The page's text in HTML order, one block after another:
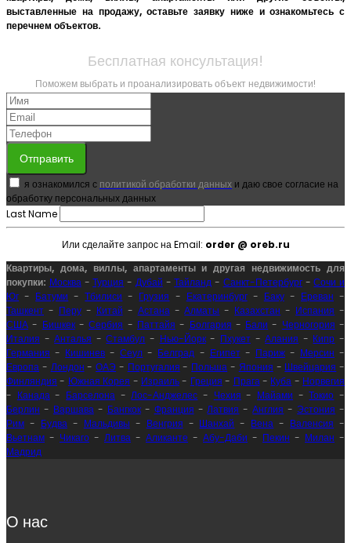
выставленные на продажу, оставьте заявку ниже и ознакомьтесь с
перечнем объектов.
Бесплатная консультация!
Поможем выбрать и проанализировать объект недвижимости!
Отправить
я ознакомился с политикой обработки данных и даю свое согласие на
обработку персональных данных
Last Name
Или сделайте запрос на Email: order @ oreb.ru
Квартиры, дома, виллы, апартаменты и другая недвижимость для
покупки: Москва-Турция - Дубай -Тайланд - Санкт-Петербург-Сочи и
Юг - Батуми -Тбилиси - Грузия - Екатеринбург- Баку- Ереван -
Ташкент - Перу- Китай - Астана-Алматы - Казахстан - Испания -
США - Бишкек-Сербия - Паттайя - Болгария - Бали - Черногория -
Италия -Анталья -Стамбул - Нью-Йорк- Пхукет-Алания - Кипр -
Германия - Кишинев -Сеул - Белград - Египет- Париж- Мерсин -
Европа - Лондон -ОАЭ - Португалия - Польша - Япония - Швейцария -
Финляндия - Южная Корея - Израиль- Греция - Прага- Куба - Норвегия
- Канада- Барселона -Лос-Анджелес - Чехия - Майами -Токио -
Берлин - Варшава- Бангкок- Франция -Латвия -Англия -Эстония -
Рим - Будва- Мальдивы - Венгрия - Шанхай - Вена - Валенсия -
Вьетнам - Чикаго - Литва - Аликанте - Абу-Даби - Пекин - Милан -
Мадрид
О нас